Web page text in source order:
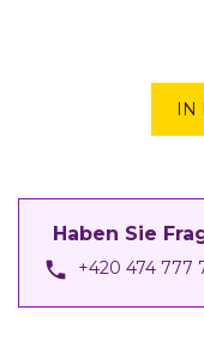
IN
Haben Sie
phone +420 474 777